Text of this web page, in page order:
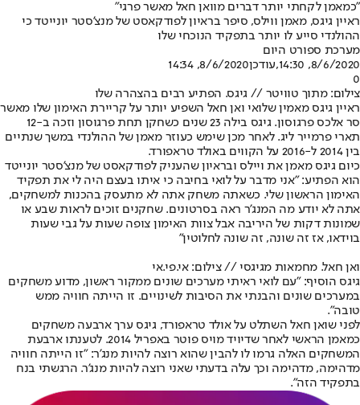
"כמאמן לקחתי יותר דברים מוואן חאל מאשר פרגי"
ראיין גיגס, מאמן ווילס, סיפר בראיון לפודקאסט של מנצ'סטר יונייטד כי
ההולנדי סייע לו יותר בתפקיד הנוכחי שלו
מערכת ספורט היום
8/6/2020, 14:30
,עודכן8/6/2020, 14:34
0
צילום: מתוך טוויטר // גיגס. הפתיע רבים בהצהרה שלו
ראיין גיגס מאמין שלואי ואן חאל השפיע יותר על קריירת האימון שלו מאשר
סר אלכס פרגוסון. גיגס בילה 23 שנים כשחקן תחת פרגוסון וזכה ב-12
תארי פרמייר ליג. לאחר מכן שימש כעוזר מאמן של ההולנדי במשך שנתיים
בין 2014 ל-2016 על הקווים באולד טראפורד.
כיום גיגס מאמן את ויילס ובראיון שהעניק לפודקאסט של מנצ'סטר יונייטד
הוא הפתיע: "אני מדבר על לואי בחיבה כי איתו בעצם היה לי את תפקיד
האימון הראשון שלי. כשאתה משחק אתה לא מתעסק בהכנות למשחקים,
אתה לא יודע מה המנג'ר ראה בסרטונים. שחקנים זוכים לראות שבע או
שמונות דקות של היריבה אבל צוות האימון צופה שעות על גבי שעות
בוידאו, אז זה שונה, זה שונה לחלוטין"
ואן חאל. מחמאות מגיגסי // צילום: אי.פי.אי
גיגס הוסיף: "עם לואי ראיתי מערכים שונים ממקור ראשון, מדוע משחקים
במערכים שונים והבנתי את הסיבות לשינויים. זו הייתה חוויה ממש
טובה".
לפני שואן חאל השתלט על אולד טראפורד, גיגס ערך ארבעה משחקים
כמאמן הראשי לאחר שדיויד מויס פוטר באפריל 2014. לטענתו ארבעת
המשחקים האלה גרמו לו להבין שהוא רוצה להיות מנג'ר: "זו הייתה חוויה
מדהימה, מדהימה וכך עלה בדעתי שאני רוצה להיות מנג'ר. הרגשתי בנח
בתפקיד הזה".